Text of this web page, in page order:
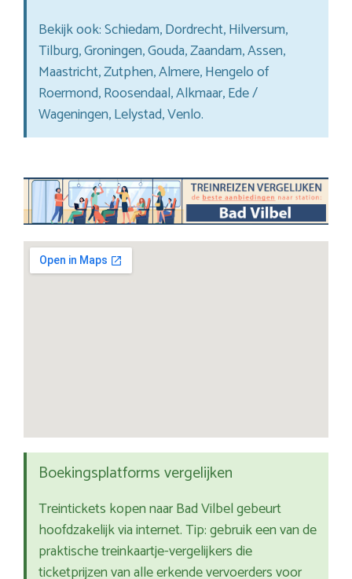
Bekijk ook: Schiedam, Dordrecht, Hilversum,
Tilburg, Groningen, Gouda, Zaandam, Assen,
Maastricht, Zutphen, Almere, Hengelo of
Roermond, Roosendaal, Alkmaar, Ede /
Wageningen, Lelystad, Venlo.
Boekingsplatforms vergelijken
Treintickets kopen naar Bad Vilbel gebeurt
hoofdzakelijk via internet. Tip: gebruik een van de
praktische treinkaartje-vergelijkers die
ticketprijzen van alle erkende vervoerders voor